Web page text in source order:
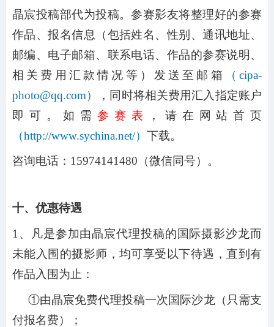
晶宸投稿部代为投稿。参赛影友将整理好的参赛
作品、报名信息（包括姓名、性别、通讯地址、
邮编、电子邮箱、联系电话、作品的参赛说明、
相关费用汇款情况等）发送至邮箱
（ cipa-
photo@qq.com）
，同时将相关费用汇入指定账户
即可。如需 参赛表
，请在网站首页
（http://www.sychina.net/） 下载。
咨询电话： 15974141480（微信同号）。
十、优惠待遇
1、凡是参加由晶宸代理投稿的国际摄影沙龙而
未能入围的摄影师，均可享受以下待遇，直到有
作品入围为止：
①由晶宸免费代理投稿一次国际沙龙（只需支
付报名费）；